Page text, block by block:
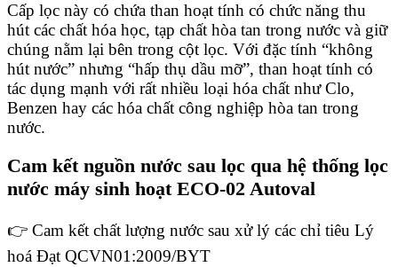
Cấp lọc này có chứa than hoạt tính có chức năng thu
hút các chất hóa học, tạp chất hòa tan trong nước và giữ
chúng nằm lại bên trong cột lọc. Với đặc tính “không
hút nước” nhưng “hấp thụ dầu mỡ”, than hoạt tính có
tác dụng mạnh với rất nhiều loại hóa chất như Clo,
Benzen hay các hóa chất công nghiệp hòa tan trong
nước.
Cam kết nguồn nước sau lọc qua hệ thống lọc
nước máy sinh hoạt ECO-02 Autoval
👉 Cam kết chất lượng nước sau xử lý các chỉ tiêu Lý
hoá Đạt QCVN01:2009/BYT